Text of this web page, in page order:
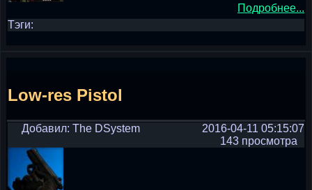
Подробнее...
Тэги:
Low-res Pistol
Добавил: The DSystem
2016-04-11 05:15:07
143 просмотра